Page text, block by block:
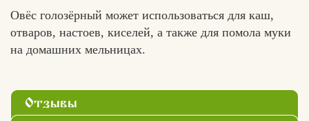
Овёс голозёрный может использоваться для каш,
отваров, настоев, киселей, а также для помола муки
на домашних мельницах.
Отзывы